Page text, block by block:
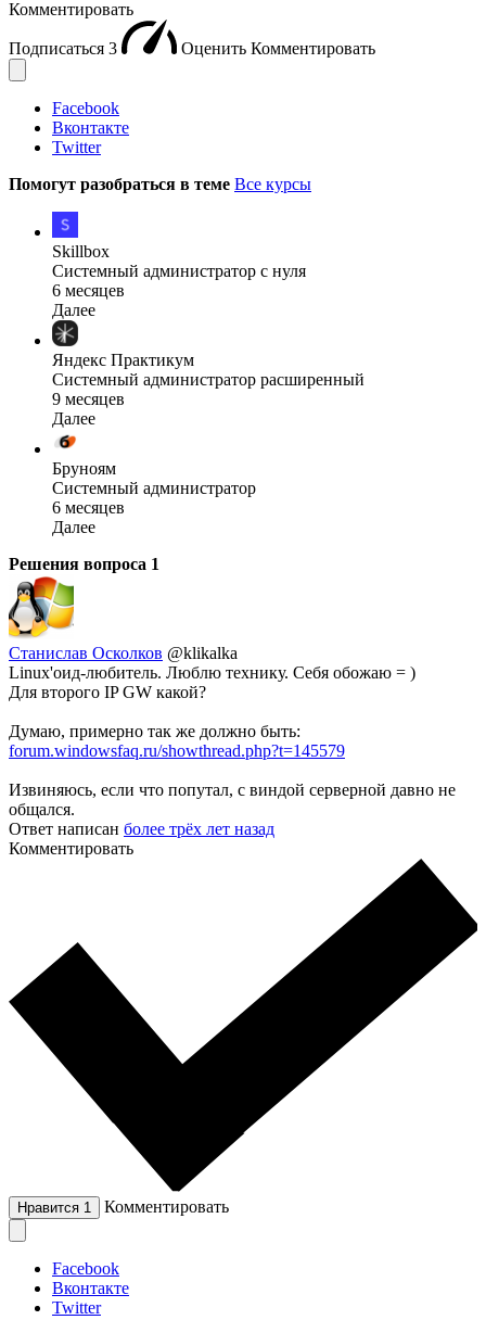
Комментировать
Подписаться 3 Оценить Комментировать
Facebook
Вконтакте
Twitter
Помогут разобраться в теме Все курсы
Skillbox
Системный администратор с нуля
6 месяцев
Далее
Яндекс Практикум
Системный администратор расширенный
9 месяцев
Далее
Бруноям
Системный администратор
6 месяцев
Далее
Решения вопроса 1
Станислав Осколков @klikalka
Linux'оид-любитель. Люблю технику. Себя обожаю = )
Для второго IP GW какой?
Думаю, примерно так же должно быть:
forum.windowsfaq.ru/showthread.php?t=145579
Извиняюсь, если что попутал, с виндой серверной давно не
общался.
Ответ написан более трёх лет назад
Комментировать
Нравится 1 Комментировать
Facebook
Вконтакте
Twitter